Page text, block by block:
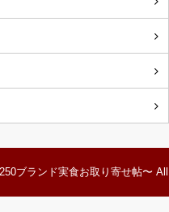
ブランド実食お取り寄せ帖〜 All